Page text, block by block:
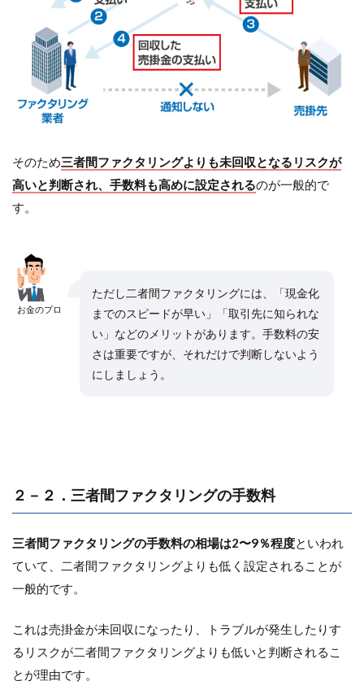
そのため三者間ファクタリングよりも未回収となるリスクが
高いと判断され、手数料も高めに設定されるのが一般的で
す。
お金のプロ
ただし二者間ファクタリングには、「現金化
までのスピードが早い」「取引先に知られな
い」などのメリットがあります。手数料の安
さは重要ですが、それだけで判断しないよう
にしましょう。
２－２．三者間ファクタリングの手数料
三者間ファクタリングの手数料の相場は2〜9％程度といわれ
ていて、二者間ファクタリングよりも低く設定されることが
一般的です。
これは売掛金が未回収になったり、トラブルが発生したりす
るリスクが二者間ファクタリングよりも低いと判断されるこ
とが理由です。